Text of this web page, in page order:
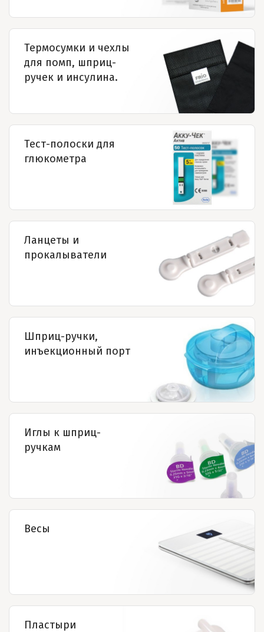
Термосумки и чехлы
для помп, шприц-
ручек и инсулина.
Тест-полоски для
глюкометра
Ланцеты и
прокалыватели
Шприц-ручки,
инъекционный порт
Иглы к шприц-
ручкам
Весы
Пластыри